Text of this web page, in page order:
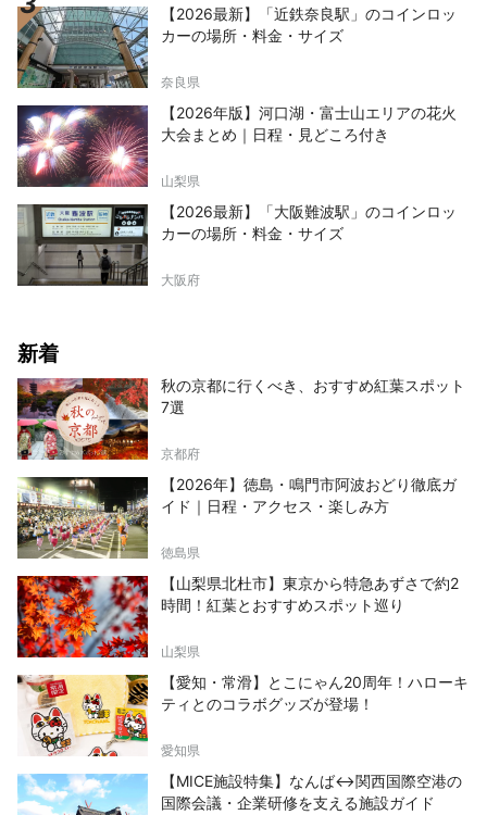
【2026最新】「近鉄奈良駅」のコインロッ
カーの場所・料金・サイズ
奈良県
【2026年版】河口湖・富士山エリアの花火
大会まとめ｜日程・見どころ付き
山梨県
【2026最新】「大阪難波駅」のコインロッ
カーの場所・料金・サイズ
大阪府
新着
秋の京都に行くべき、おすすめ紅葉スポット
7選
京都府
【2026年】徳島・鳴門市阿波おどり徹底ガ
イド｜日程・アクセス・楽しみ方
徳島県
【山梨県北杜市】東京から特急あずさで約2
時間！紅葉とおすすめスポット巡り
山梨県
【愛知・常滑】とこにゃん20周年！ハローキ
ティとのコラボグッズが登場！
愛知県
【MICE施設特集】なんば↔関西国際空港の
国際会議・企業研修を支える施設ガイド